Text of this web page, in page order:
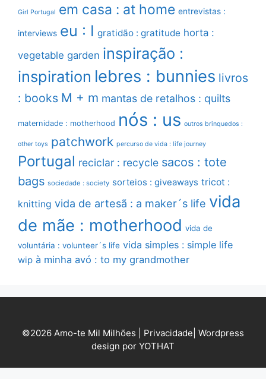
Girl Portugal em casa : at home entrevistas :
interviews eu : I gratidão : gratitude horta :
vegetable garden inspiração :
inspiration lebres : bunnies livros
: books M + m mantas de retalhos : quilts
maternidade : motherhood nós : us outros brinquedos :
other toys patchwork percurso de vida : life journey
Portugal reciclar : recycle sacos : tote
bags sociedade : society sorteios : giveaways tricot :
knitting vida de artesã : a maker´s life vida
de mãe : motherhood vida de
voluntária : volunteer´s life vida simples : simple life
wip à minha avó : to my grandmother
©2026 Amo-te Mil Milhões | Privacidade Wordpress
design por YOTHAT